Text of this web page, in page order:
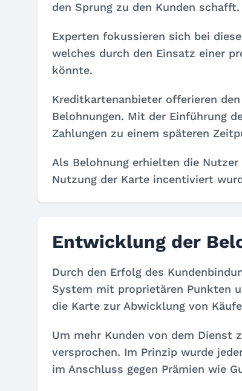
den Sprung zu den Kunden schafft.
Experten fokussieren sich bei
welches durch den Einsatz einer
könnte.
Kreditkartenanbieter offerieren
Belohnungen. Mit der Einführung
Zahlungen zu einem späteren
Als Belohnung erhielten die
Nutzung der Karte incentiviert
Entwicklung der
Durch den Erfolg des
System mit proprietären Punkten
die Karte zur Abwicklung von
Um mehr Kunden von dem Dienst
versprochen. Im Prinzip wurde
im Anschluss gegen Prämien wie